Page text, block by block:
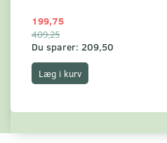
199,75
409,25
Du sparer: 209,50
Læg i kurv